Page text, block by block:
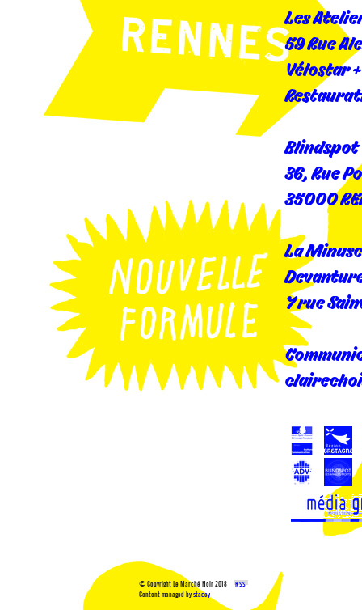
Les
59 Rue
Vélostar
Blindspot
36, Rue
35000
La
7 rue
© Copyright Le Marché Noir 2018 RSS
Content managed by stacey